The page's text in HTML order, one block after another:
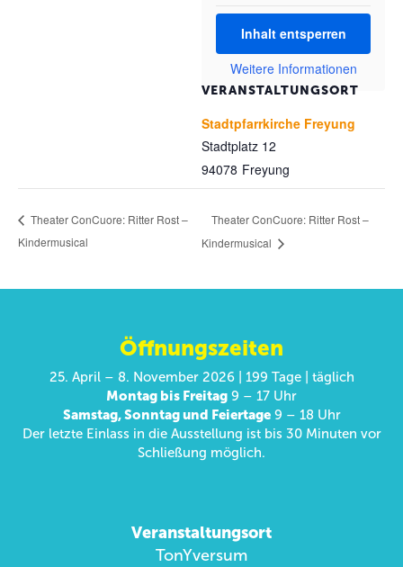
VERANSTALTUNGSORT
Stadtpfarrkirche Freyung
Stadtplatz 12
Freyung
94078
Inhalt entsperren
Weitere Informationen
Theater ConCuore: Ritter Rost –
Kindermusical
Theater ConCuore: Ritter Rost –
Kindermusical
Öffnungszeiten
25. April – 8. November 2026 | 199 Tage | täglich
Montag bis Freitag 9 – 17 Uhr
Samstag, Sonntag und Feiertage9 – 18 Uhr
Der letzte Einlass in die Ausstellung ist bis 30 Minuten vor
Schließung möglich.
Veranstaltungsort
TonYversum